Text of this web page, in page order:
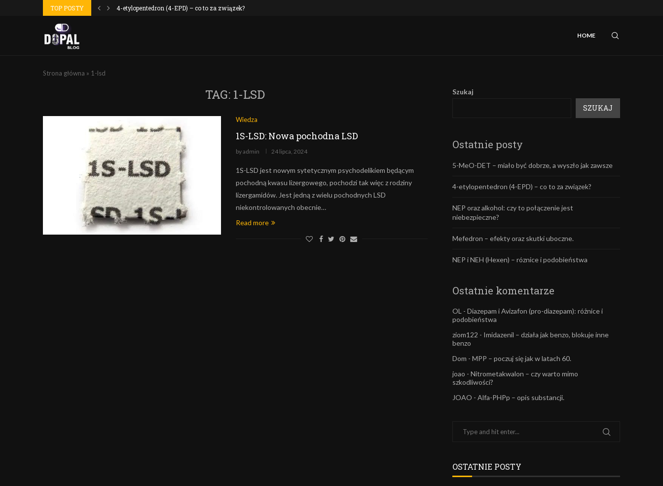
TOP POSTY 4-etylopentedron (4-EPD) – co to za związek?
HOME
Strona główna » 1-lsd
TAG: 1-LSD
Wiedza
1S-LSD: Nowa pochodna LSD
byadmin 24 lipca, 2024
1S-LSD jest nowym sytetycznym psychodelikiem będącym
pochodną kwasu lizergowego, pochodzi tak więc z rodziny
lizergamidów. Jest jedną z wielu pochodnych LSD
niekontrolowanych obecnie…
Read more
Szukaj
SZUKAJ
Ostatnie posty
5-MeO-DET – miało być dobrze, a wyszło jak zawsze
4-etylopentedron (4-EPD) – co to za związek?
NEP oraz alkohol: czy to połączenie jest
niebezpieczne?
Mefedron – efekty oraz skutki uboczne.
NEP i NEH (Hexen) – róznice i podobieństwa
Ostatnie komentarze
OL - Diazepam i Avizafon (pro-diazepam): różnice i
podobieństwa
ziom122 - Imidazenil – działa jak benzo, blokuje inne
benzo
Dom - MPP – poczuj się jak w latach 60.
joao - Nitrometakwalon – czy warto mimo
szkodliwości?
JOAO - Alfa-PHPp – opis substancji.
OSTATNIE POSTY